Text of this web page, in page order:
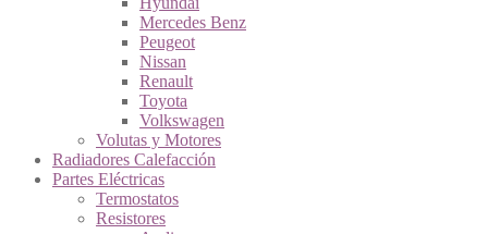
Mercedes Benz
Peugeot
Nissan
Renault
Toyota
Volkswagen
Volutas y Motores
Radiadores Calefacción
Partes Eléctricas
Termostatos
Resistores